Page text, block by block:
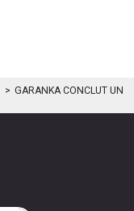
GARANKA CONCLUT UN